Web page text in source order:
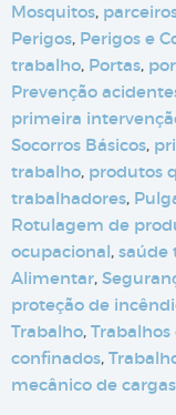
Mosquitos,
Perigos, Perigos e
trabalho, Portas,
Prevenção
primeira
Socorros Básicos,
trabalho, produtos
trabalhadores,
Rotulagem de
ocupacional, saúde
Alimentar,
proteção de
Trabalho,
confinados,
mecânico de cargas